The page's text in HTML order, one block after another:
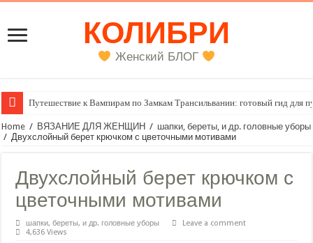
КОЛИБРИ
Женский БЛОГ
Путешествие к Вампирам по Замкам Трансильвании: готовый гид для
Home / ВЯЗАНИЕ ДЛЯ ЖЕНЩИН / шапки, береты, и др. головные уборы
/ Двухслойный берет крючком с цветочными мотивами
Двухслойный берет крючком с
цветочными мотивами
шапки, береты, и др. головные уборы
Leave a comment
4,636 Views